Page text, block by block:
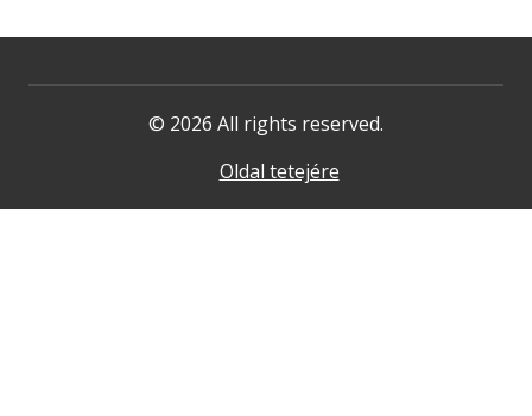
© 2026 All rights reserved.
Oldal tetejére